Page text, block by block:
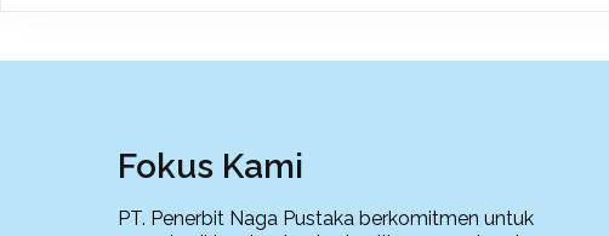
Fokus Kami
PT. Penerbit Naga Pustaka berkomitmen untuk